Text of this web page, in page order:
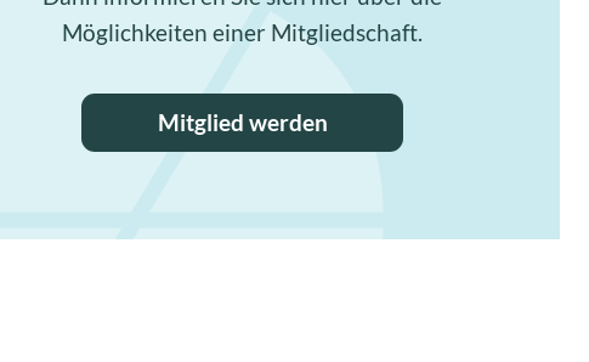
Möglichkeiten einer Mitgliedschaft.
Mitglied werden